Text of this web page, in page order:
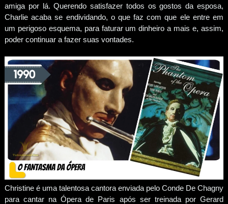
amiga por lá. Querendo satisfazer todos os gostos da esposa,
Charlie acaba se endividando, o que faz com que ele entre em
um perigoso esquema, para faturar um dinheiro a mais e, assim,
poder continuar a fazer suas vontades.
Christine é uma talentosa cantora enviada pelo Conde De Chagny
para cantar na Ópera de Paris após ser treinada por Gerard